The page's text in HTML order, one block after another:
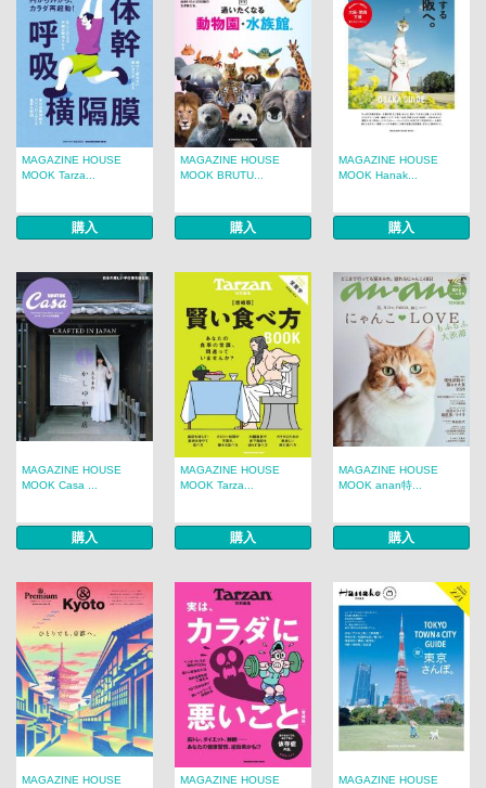
MAGAZINE HOUSE
MOOK Tarza...
購入
MAGAZINE HOUSE
MOOK BRUTU...
購入
MAGAZINE HOUSE
MOOK Hanak...
購入
MAGAZINE HOUSE
MOOK Casa ...
購入
MAGAZINE HOUSE
MOOK Tarza...
購入
MAGAZINE HOUSE
MOOK anan特...
購入
MAGAZINE HOUSE
MAGAZINE HOUSE
MAGAZINE HOUSE